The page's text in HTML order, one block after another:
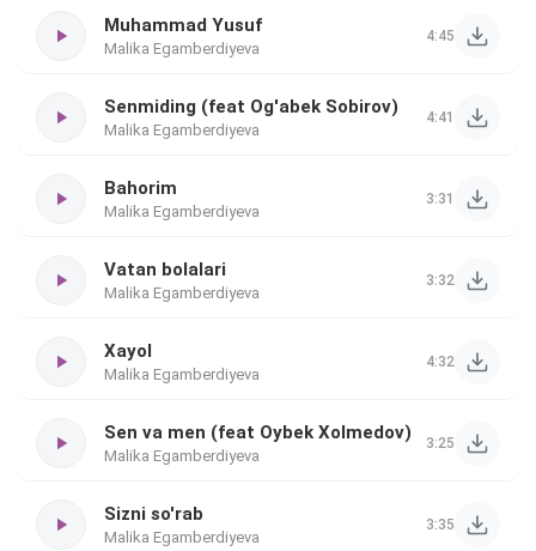
Muhammad Yusuf
Malika Egamberdiyeva
4:45
Senmiding (feat Og'abek Sobirov)
Malika Egamberdiyeva
4:41
Bahorim
Malika Egamberdiyeva
3:31
Vatan bolalari
Malika Egamberdiyeva
3:32
Xayol
Malika Egamberdiyeva
4:32
Sen va men (feat Oybek Xolmedov)
Malika Egamberdiyeva
3:25
Sizni so'rab
Malika Egamberdiyeva
3:35